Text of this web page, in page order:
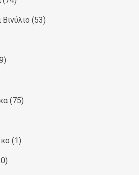
(53)
(75)
(1)